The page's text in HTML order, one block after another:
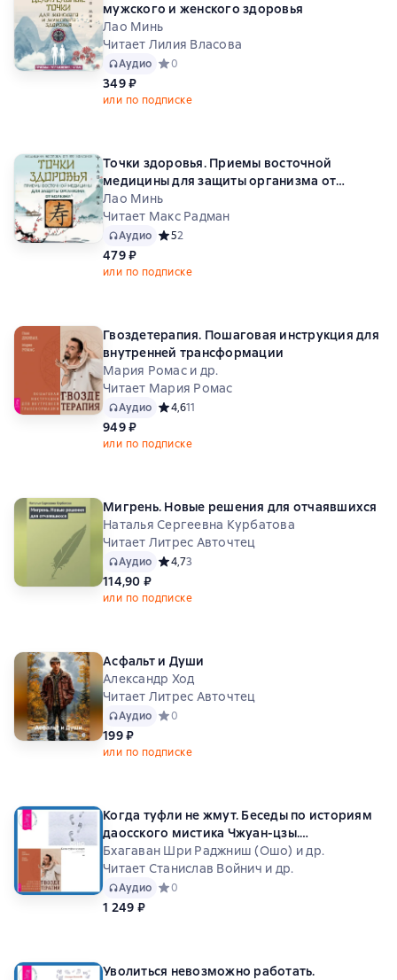
мужского и женского здоровья
Лао Минь
Читает Лилия Власова
Аудио Средний рейтинг 0 на основе 0 оценок
0
349 ₽
или по подписке
Точки здоровья. Приемы восточной
медицины для защиты организма от
болезни
Лао Минь
Читает Макс Радман
Аудио Средний рейтинг 5 на основе 2 оценок
52
479 ₽
или по подписке
Гвоздетерапия. Пошаговая инструкция для
внутренней трансформации
Мария Ромас и др.
Читает Мария Ромас
Аудио Средний рейтинг 4,6 на основе 11 оценок
4,611
949 ₽
или по подписке
Мигрень. Новые решения для отчаявшихся
Наталья Сергеевна Курбатова
Читает Литрес Авточтец
Аудио Средний рейтинг 4,7 на основе 3 оценок
4,73
114,90 ₽
или по подписке
Асфальт и Души
Александр Ход
Читает Литрес Авточтец
Аудио Средний рейтинг 0 на основе 0 оценок
0
199 ₽
или по подписке
Когда туфли не жмут. Беседы по историям
даосского мистика Чжуан-цзы.
Гвоздетерапия. Пошаговая инструкция для
внутренней трансформации
Бхагаван Шри Раджниш (Ошо) и др.
Читает Станислав Войнич и др.
Аудио Средний рейтинг 0 на основе 0 оценок
0
1 249 ₽
Уволиться невозможно работать.